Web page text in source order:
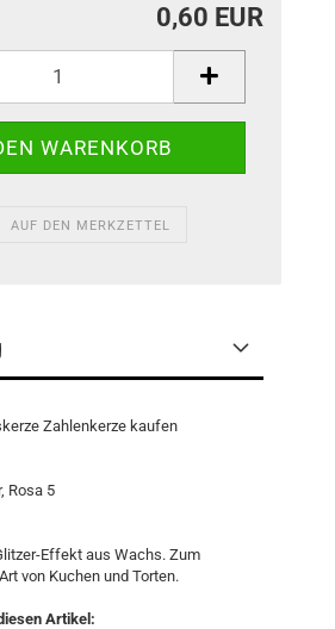
0,60 EUR
AUF DEN MERKZETTEL
Zahlenkerze kaufen
Rosa 5
Effekt aus Wachs. Zum
von Kuchen und Torten.
Artikel: